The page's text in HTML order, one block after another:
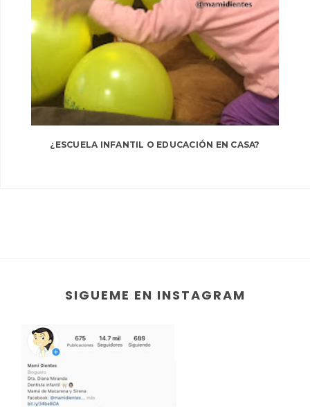
¿ESCUELA INFANTIL O EDUCACIÓN EN CASA?
SIGUEME EN INSTAGRAM